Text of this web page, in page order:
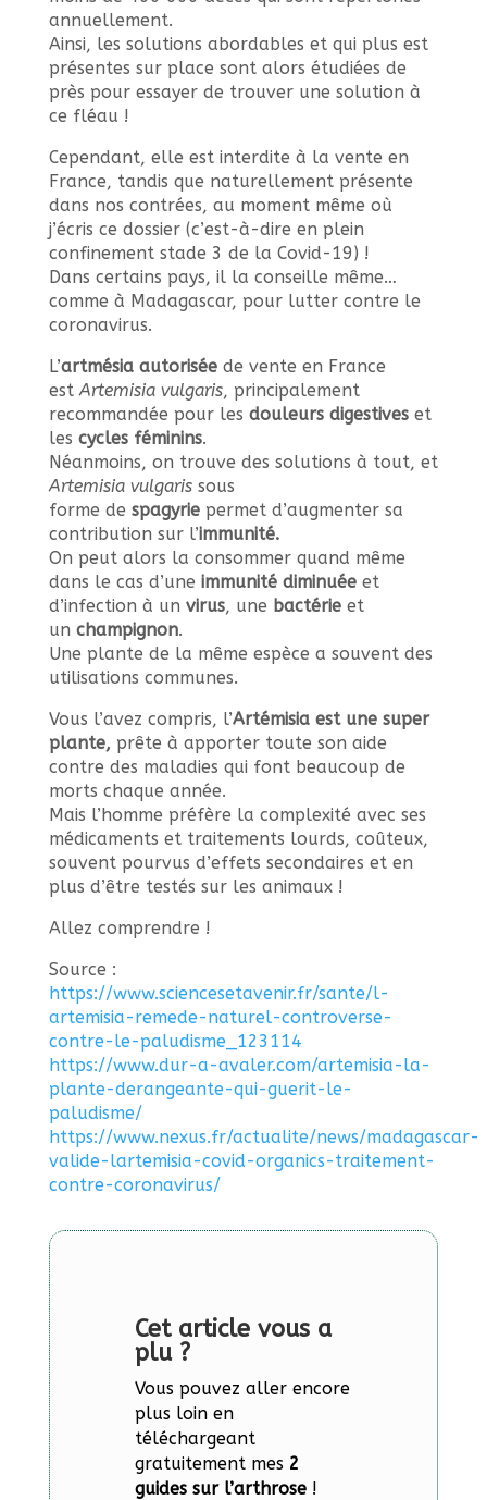
annuellement.
Ainsi, les solutions abordables et qui plus est
présentes sur place sont alors étudiées de
près pour essayer de trouver une solution à
ce fléau !
Cependant, elle est interdite à la vente en
France, tandis que naturellement présente
dans nos contrées, au moment même où
j’écris ce dossier (c’est-à-dire en plein
confinement stade 3 de la Covid-19) !
Dans certains pays, il la conseille même…
comme à Madagascar, pour lutter contre le
coronavirus.
L’artmésia autoriséede vente en France
estArtemisia vulgaris, principalement
recommandée pour les douleurs digestiveset
les cycles féminins.
Néanmoins, on trouve des solutions à tout, et
Artemisia vulgaris sous
forme de spagyrie permet d’augmenter sa
contribution sur l’immunité.
On peut alors la consommer quand même
dans le cas d’une immunité diminuéeet
d’infection à un virus, une bactérieet
un champignon.
Une plante de la même espèce a souvent des
utilisations communes.
Vous l’avez compris, l’Artémisia est une super
plante, prête à apporter toute son aide
contre des maladies qui font beaucoup de
morts chaque année.
Mais l’homme préfère la complexité avec ses
médicaments et traitements lourds, coûteux,
souvent pourvus d’effets secondaires et en
plus d’être testés sur les animaux !
Allez comprendre !
Source :
https://www.sciencesetavenir.fr/sante/l-
artemisia-remede-naturel-controverse-
contre-le-paludisme_123114
https://www.dur-a-avaler.com/artemisia-la-
plante-derangeante-qui-guerit-le-
paludisme/
https://www.nexus.fr/actualite/news/madagascar-
valide-lartemisia-covid-organics-traitement-
contre-coronavirus/
Cet article vous a
plu ?
Vous pouvez aller encore
plus loin en
téléchargeant
gratuitement mes 2
guides sur l’arthrose !